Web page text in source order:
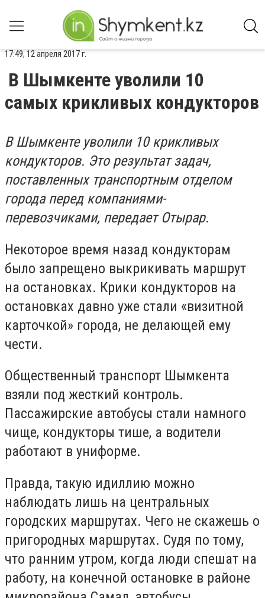
17:49, 12 апреля 2017 г.
В Шымкенте уволили 10
самых крикливых кондукторов
В Шымкенте уволили 10 крикливых
кондукторов. Это результат задач,
поставленных транспортным отделом
города перед компаниями-
перевозчиками, передает Отырар.
Некоторое время назад кондукторам
было запрещено выкрикивать маршрут
на остановках. Крики кондукторов на
остановках давно уже стали «визитной
карточкой» города, не делающей ему
чести.
Общественный транспорт Шымкента
взяли под жесткий контроль.
Пассажирские автобусы стали намного
чище, кондукторы тише, а водители
работают в униформе.
Правда, такую идиллию можно
наблюдать лишь на центральных
городских маршрутах. Чего не скажешь о
пригородных маршрутах. Судя по тому,
что ранним утром, когда люди спешат на
работу, на конечной остановке в районе